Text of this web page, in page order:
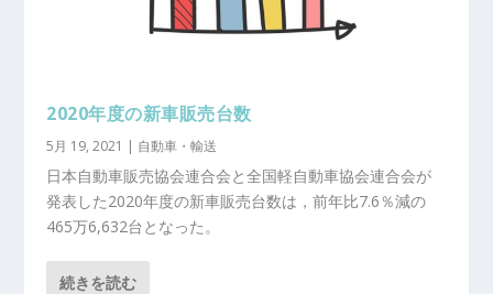
2020年度の新車販売台数
5月 19, 2021 | 自動車・輸送
日本自動車販売協会連合会と全国軽自動車協会連合会が
発表した2020年度の新車販売台数は，前年比7.6％減の
465万6,632台となった。
続きを読む